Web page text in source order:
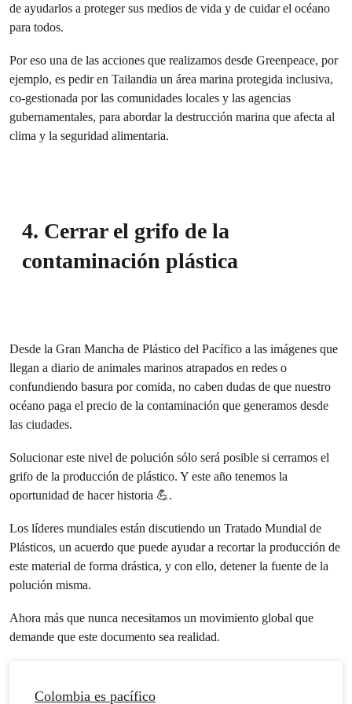
de ayudarlos a proteger sus medios de vida y de cuidar el océano
para todos.
Por eso una de las acciones que realizamos desde Greenpeace, por
ejemplo, es pedir en Tailandia un área marina protegida inclusiva,
co-gestionada por las comunidades locales y las agencias
gubernamentales, para abordar la destrucción marina que afecta al
clima y la seguridad alimentaria.
4. Cerrar el grifo de la
contaminación plástica
Desde la Gran Mancha de Plástico del Pacífico a las imágenes que
llegan a diario de animales marinos atrapados en redes o
confundiendo basura por comida, no caben dudas de que nuestro
océano paga el precio de la contaminación que generamos desde
las ciudades.
Solucionar este nivel de polución sólo será posible si cerramos el
grifo de la producción de plástico. Y este año tenemos la
oportunidad de hacer historia 💪.
Los líderes mundiales están discutiendo un Tratado Mundial de
Plásticos, un acuerdo que puede ayudar a recortar la producción de
este material de forma drástica, y con ello, detener la fuente de la
polución misma.
Ahora más que nunca necesitamos un movimiento global que
demande que este documento sea realidad.
Colombia es pacífico